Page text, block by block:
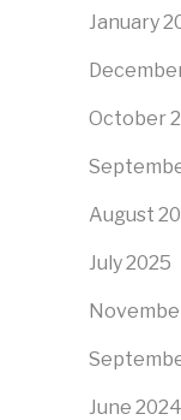
January
October
August
July 2025
June 2024